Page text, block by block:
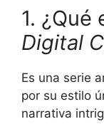
1. ¿Qué
Digital
Es una serie
por su estilo
narrativa